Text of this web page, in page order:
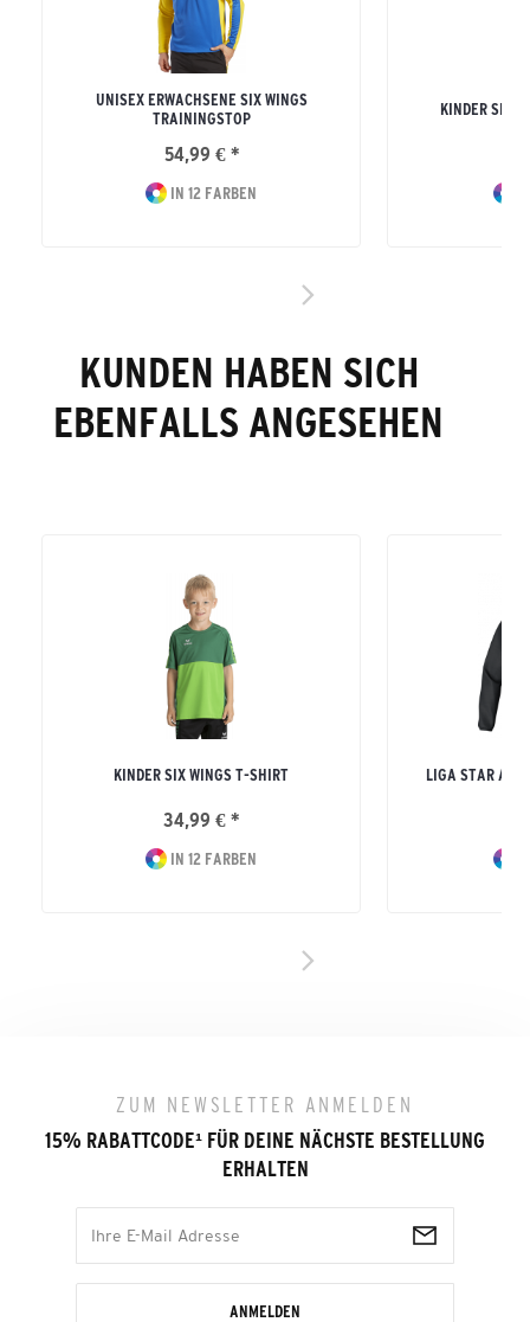
UNISEX ERWACHSENE SIX WINGS
TRAININGSTOP
54,99 € *
IN 12 FARBEN
KINDER SIX
KUNDEN HABEN SICH
EBENFALLS ANGESEHEN
KINDER SIX WINGS T-SHIRT
34,99 € *
IN 12 FARBEN
LIGA STAR
ZUM NEWSLETTER ANMELDEN
15% RABATTCODE¹ FÜR DEINE NÄCHSTE BESTELLUNG
ERHALTEN
ANMELDEN